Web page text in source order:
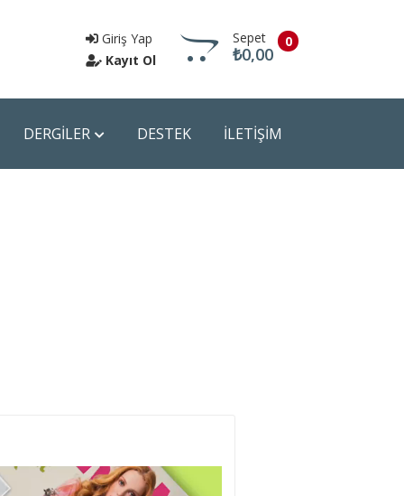
Giriş Yap
Kayıt Ol
0
Sepet
₺0,00
Sepete Git
DERGİLER DESTEK İLETİŞİM